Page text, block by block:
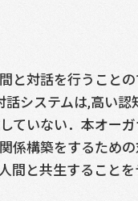
と対話を行うこと
システムは,高い
ていない．本オー
係構築をするための
間と共生すること